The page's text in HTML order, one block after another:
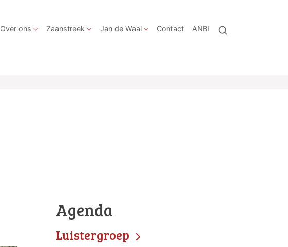
Over ons Zaanstreek Jan de Waal Contact ANBI
Agenda
Luistergroep